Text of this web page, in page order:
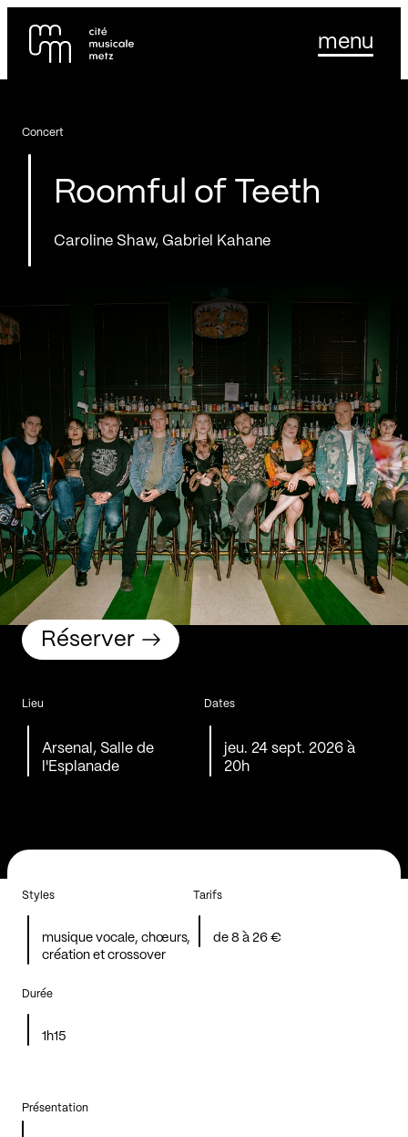
Se rendre au
Contenu principal
menu
Roomful of Teeth
Caroline Shaw, Gabriel Kahane
Concert
Lieu
Arsenal, Salle de
l'Esplanade
Dates
jeu. 24 sept. 2026 à
20h
Réserver
Styles
musique vocale, chœurs,
création et crossover
Tarifs
de 8 à 26 €
Durée
1h15
Présentation